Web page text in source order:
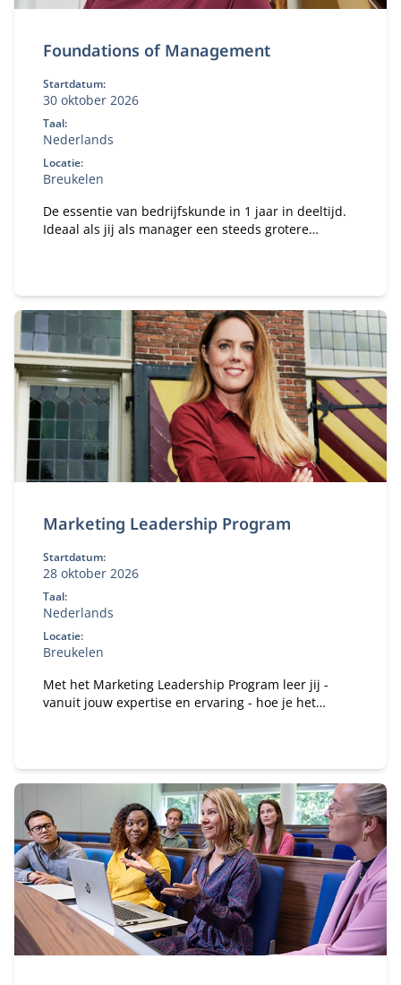
Foundations of Management
Startdatum:
30 oktober 2026
Taal:
Nederlands
Locatie:
Breukelen
De essentie van bedrijfskunde in 1 jaar in deeltijd.
Ideaal als jij als manager een steeds grotere
Marketing Leadership Program
Startdatum:
28 oktober 2026
Taal:
Nederlands
Locatie:
Breukelen
Met het Marketing Leadership Program leer jij -
vanuit jouw expertise en ervaring - hoe je het